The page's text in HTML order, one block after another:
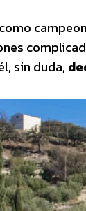
sin duda,